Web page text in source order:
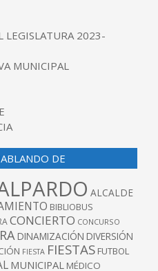
LEGISLATURA 2023-
MUNICIPAL
DE
ALCALDE
BIBLIOBUS
CONCIERTO CONCURSO
DINAMIZACIÓN DIVERSIÓN
FIESTA FIESTAS FUTBOL
MUNICIPAL MÉDICO